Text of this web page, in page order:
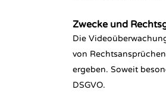
Zwecke und
Die
von
ergeben. Soweit
DSGVO.